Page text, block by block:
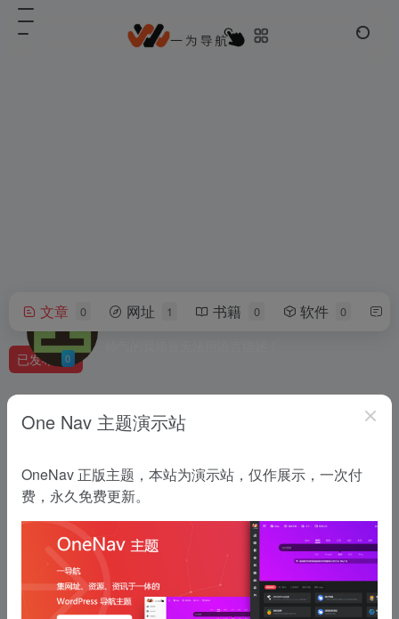
用户2881041
文章 0 网址 1 书籍 0 软件 0
已发布 0
One Nav 主题演示站
OneNav 正版主题，本站为演示站，仅作展示，一次付
费，永久免费更新。